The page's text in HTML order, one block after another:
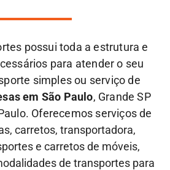
possui toda a estrutura e
para atender o seu
simples ou serviço de
em São Paulo, Grande SP
Oferecemos serviços de
carretos, transportadora,
e carretos de móveis,
de transportes para